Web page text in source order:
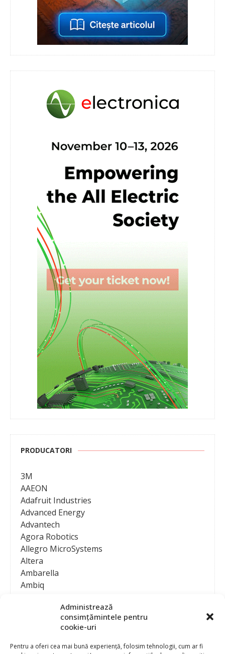
Administrează
consimțămintele pentru
cookie-uri
Pentru a oferi cea mai bună experiență, folosim tehnologii, cum ar fi
PRODUCATORI
3M
AAEON
Adafruit Industries
Advanced Energy
Advantech
Agora Robotics
Allegro MicroSystems
Altera
Ambarella
Ambiq
Analog Devices
Anritsu Corporation
Ansys